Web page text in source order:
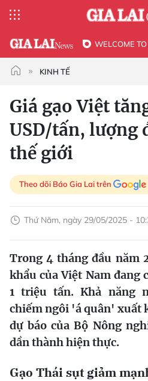
WELCOME
KINH TẾ
Giá gạo Việt
USD/tấn, lượng
thế giới
Theo dõi Báo Gia Lai trên
Thứ Năm, ngày 29/05/2025 -
Trong 4 tháng đầu năm
khẩu của Việt Nam đang
1 triệu tấn. Khả năng
chiếm ngôi 'á quân' xuất
dự báo của Bộ Nông
dần thành hiện thực.
Gạo Thái sụt giảm